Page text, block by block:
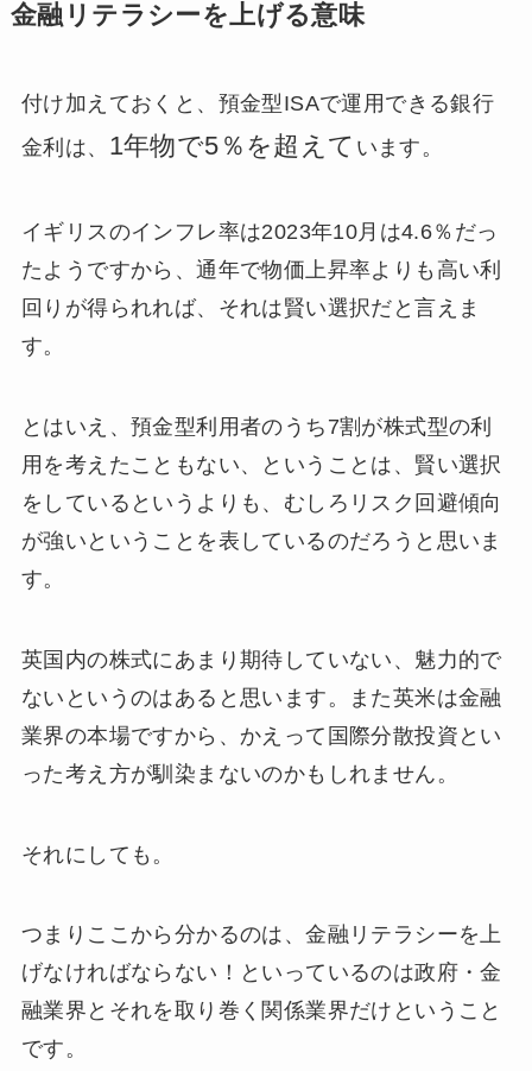
金融リテラシーを上げる意味
付け加えておくと、預金型ISAで運用できる銀行
金利は、 1年物で5％を超えて います。
イギリスのインフレ率は2023年10月は4.6％だっ
たようですから、通年で物価上昇率よりも高い利
回りが得られれば、それは賢い選択だと言えま
す。
とはいえ、預金型利用者のうち7割が株式型の利
用を考えたこともない、ということは、賢い選択
をしているというよりも、むしろリスク回避傾向
が強いということを表しているのだろうと思いま
す。
英国内の株式にあまり期待していない、魅力的で
ないというのはあると思います。また英米は金融
業界の本場ですから、かえって国際分散投資とい
った考え方が馴染まないのかもしれません。
それにしても。
つまりここから分かるのは、金融リテラシーを上
げなければならない！といっているのは政府・金
融業界とそれを取り巻く関係業界だけということ
です。